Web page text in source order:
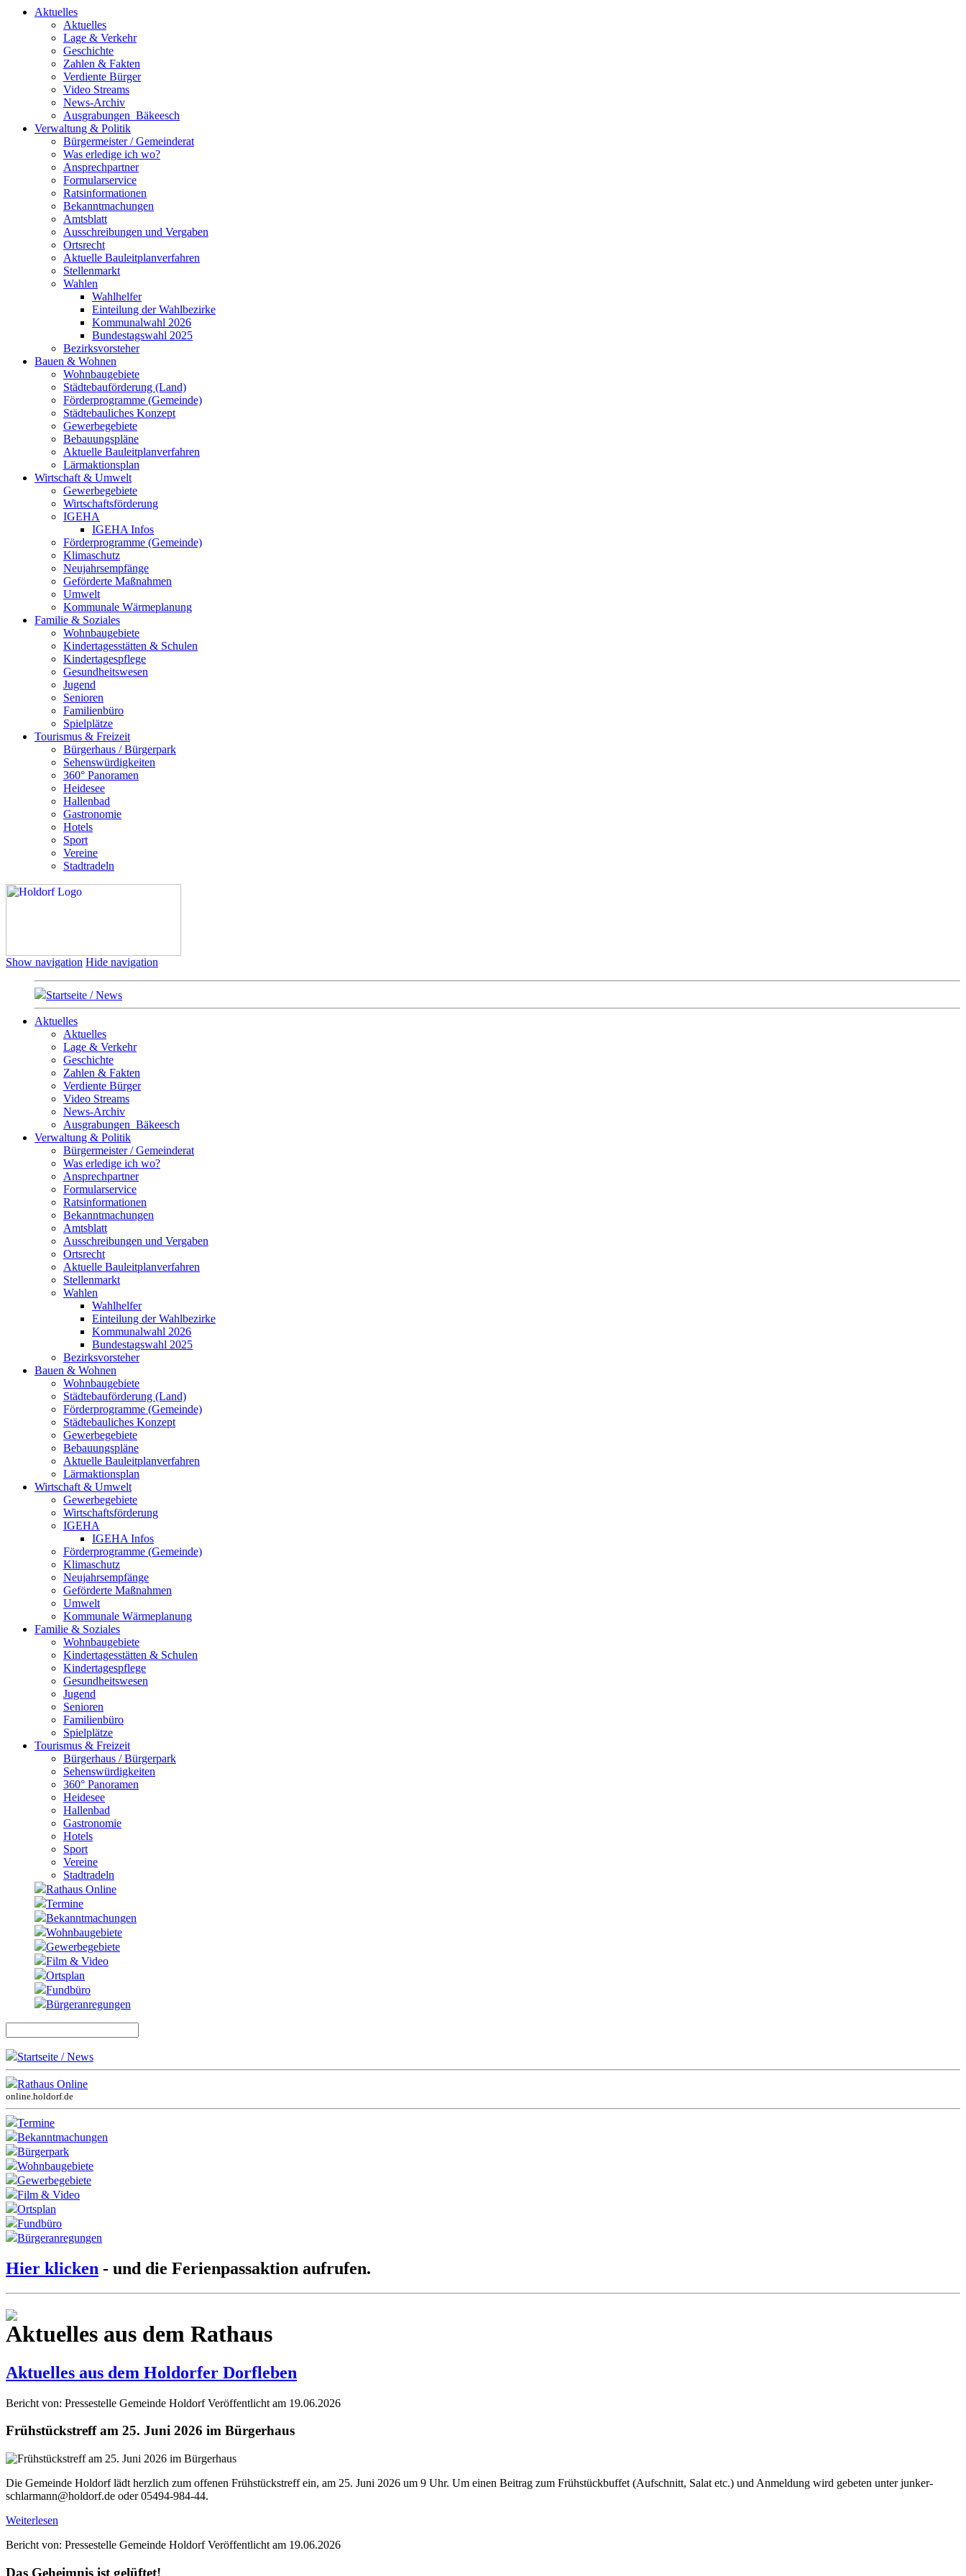
Aktuelles
Aktuelles
Lage & Verkehr
Geschichte
Zahlen & Fakten
Verdiente Bürger
Video Streams
News-Archiv
Ausgrabungen_Bäkeesch
Verwaltung & Politik
Bürgermeister / Gemeinderat
Was erledige ich wo?
Ansprechpartner
Formularservice
Ratsinformationen
Bekanntmachungen
Amtsblatt
Ausschreibungen und Vergaben
Ortsrecht
Aktuelle Bauleitplanverfahren
Stellenmarkt
Wahlen
Wahlhelfer
Einteilung der Wahlbezirke
Kommunalwahl 2026
Bundestagswahl 2025
Bezirksvorsteher
Bauen & Wohnen
Wohnbaugebiete
Städtebauförderung (Land)
Förderprogramme (Gemeinde)
Städtebauliches Konzept
Gewerbegebiete
Bebauungspläne
Aktuelle Bauleitplanverfahren
Lärmaktionsplan
Wirtschaft & Umwelt
Gewerbegebiete
Wirtschaftsförderung
IGEHA
IGEHA Infos
Förderprogramme (Gemeinde)
Klimaschutz
Neujahrsempfänge
Geförderte Maßnahmen
Umwelt
Kommunale Wärmeplanung
Familie & Soziales
Wohnbaugebiete
Kindertagesstätten & Schulen
Kindertagespflege
Gesundheitswesen
Jugend
Senioren
Familienbüro
Spielplätze
Tourismus & Freizeit
Bürgerhaus / Bürgerpark
Sehenswürdigkeiten
360° Panoramen
Heidesee
Hallenbad
Gastronomie
Hotels
Sport
Vereine
Stadtradeln
Show navigation Hide navigation
Startseite / News
Aktuelles
Aktuelles
Lage & Verkehr
Geschichte
Zahlen & Fakten
Verdiente Bürger
Video Streams
News-Archiv
Ausgrabungen_Bäkeesch
Verwaltung & Politik
Bürgermeister / Gemeinderat
Was erledige ich wo?
Ansprechpartner
Formularservice
Ratsinformationen
Bekanntmachungen
Amtsblatt
Ausschreibungen und Vergaben
Ortsrecht
Aktuelle Bauleitplanverfahren
Stellenmarkt
Wahlen
Wahlhelfer
Einteilung der Wahlbezirke
Kommunalwahl 2026
Bundestagswahl 2025
Bezirksvorsteher
Bauen & Wohnen
Wohnbaugebiete
Städtebauförderung (Land)
Förderprogramme (Gemeinde)
Städtebauliches Konzept
Gewerbegebiete
Bebauungspläne
Aktuelle Bauleitplanverfahren
Lärmaktionsplan
Wirtschaft & Umwelt
Gewerbegebiete
Wirtschaftsförderung
IGEHA
IGEHA Infos
Förderprogramme (Gemeinde)
Klimaschutz
Neujahrsempfänge
Geförderte Maßnahmen
Umwelt
Kommunale Wärmeplanung
Familie & Soziales
Wohnbaugebiete
Kindertagesstätten & Schulen
Kindertagespflege
Gesundheitswesen
Jugend
Senioren
Familienbüro
Spielplätze
Tourismus & Freizeit
Bürgerhaus / Bürgerpark
Sehenswürdigkeiten
360° Panoramen
Heidesee
Hallenbad
Gastronomie
Hotels
Sport
Vereine
Stadtradeln
Rathaus Online
Termine
Bekanntmachungen
Wohnbaugebiete
Gewerbegebiete
Film & Video
Ortsplan
Fundbüro
Bürgeranregungen
Startseite / News
Rathaus Online
online.holdorf.de
Termine
Bekanntmachungen
Bürgerpark
Wohnbaugebiete
Gewerbegebiete
Film & Video
Ortsplan
Fundbüro
Bürgeranregungen
Hier klicken - und die Ferienpassaktion aufrufen.
Aktuelles aus dem Rathaus
Aktuelles aus dem Holdorfer Dorfleben
Bericht von: Pressestelle Gemeinde Holdorf Veröffentlicht am 19.06.2026
Frühstückstreff am 25. Juni 2026 im Bürgerhaus
Die Gemeinde Holdorf lädt herzlich zum offenen Frühstückstreff ein, am 25. Juni 2026 um 9 Uhr. Um einen Beitrag zum Frühstückbuffet (Aufschnitt, Salat etc.) und Anmeldung wird gebeten unter junker-
schlarmann@holdorf.de oder 05494-984-44.
Weiterlesen
Bericht von: Pressestelle Gemeinde Holdorf Veröffentlicht am 19.06.2026
Das Geheimnis ist gelüftet!